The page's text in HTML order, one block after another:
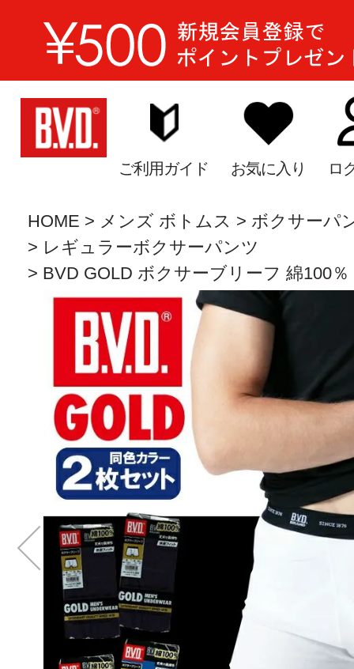
ご利用ガイド お気に入り ロ
HOME メンズ ボトムス
ボクサーパ
レギュラーボクサーパンツ
BVD GOLD ボクサーブリーフ 綿100